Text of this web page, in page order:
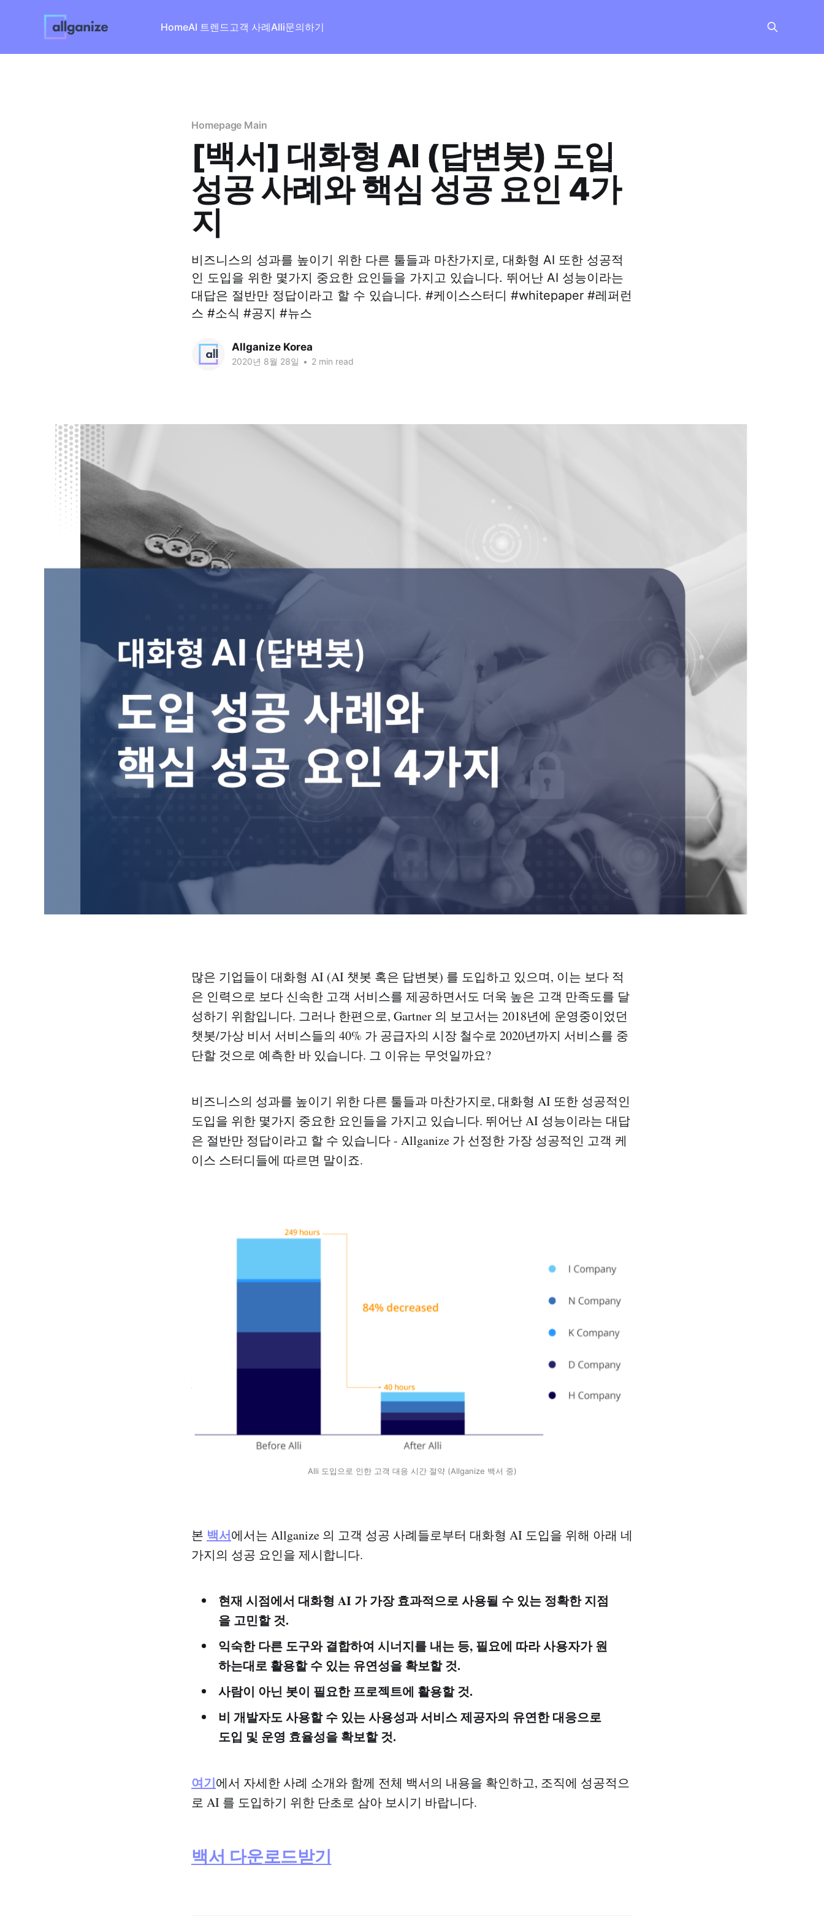
HomeAI 트렌드고객 사례Alli문의하기
Homepage Main
[백서] 대화형 AI (답변봇) 도입
성공 사례와 핵심 성공 요인 4가
지
비즈니스의 성과를 높이기 위한 다른 툴들과 마찬가지로, 대화형 AI 또한 성공적
인 도입을 위한 몇가지 중요한 요인들을 가지고 있습니다. 뛰어난 AI 성능이라는
대답은 절반만 정답이라고 할 수 있습니다. #케이스스터디 #whitepaper #레퍼런
스 #소식 #공지 #뉴스
Allganize Korea
2020년 8월 28일 • 2 min read
많은 기업들이 대화형 AI (AI 챗봇 혹은 답변봇) 를 도입하고 있으며, 이는 보다 적
은 인력으로 보다 신속한 고객 서비스를 제공하면서도 더욱 높은 고객 만족도를 달
성하기 위함입니다. 그러나 한편으로, Gartner 의 보고서는 2018년에 운영중이었던
챗봇/가상 비서 서비스들의 40% 가 공급자의 시장 철수로 2020년까지 서비스를 중
단할 것으로 예측한 바 있습니다. 그 이유는 무엇일까요?
비즈니스의 성과를 높이기 위한 다른 툴들과 마찬가지로, 대화형 AI 또한 성공적인
도입을 위한 몇가지 중요한 요인들을 가지고 있습니다. 뛰어난 AI 성능이라는 대답
은 절반만 정답이라고 할 수 있습니다 - Allganize 가 선정한 가장 성공적인 고객 케
이스 스터디들에 따르면 말이죠.
Alli 도입으로 인한 고객 대응 시간 절약 (Allganize 백서 중)
본 백서에서는 Allganize 의 고객 성공 사례들로부터 대화형 AI 도입을 위해 아래 네
가지의 성공 요인을 제시합니다.
현재 시점에서 대화형 AI 가 가장 효과적으로 사용될 수 있는 정확한 지점
을 고민할 것.
익숙한 다른 도구와 결합하여 시너지를 내는 등, 필요에 따라 사용자가 원
하는대로 활용할 수 있는 유연성을 확보할 것.
사람이 아닌 봇이 필요한 프로젝트에 활용할 것.
비 개발자도 사용할 수 있는 사용성과 서비스 제공자의 유연한 대응으로
도입 및 운영 효율성을 확보할 것.
여기에서 자세한 사례 소개와 함께 전체 백서의 내용을 확인하고, 조직에 성공적으
로 AI 를 도입하기 위한 단초로 삼아 보시기 바랍니다.
백서 다운로드받기